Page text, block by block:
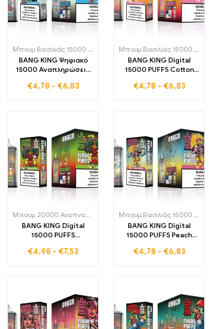
Μπουμ Βασιλιάς 15000 Αναπνοές ,Μονής χρήσης ηλεκτρονικά
BANG KING Ψηφιακό
15000 Αναπληρώσεις
καινοτόμος μιας
φρουτένια απόλαυση
€4,78 - €6,83
Μπουμ Βασιλιάς 15000 Αναπνοές
BANG KING Digital
15000 PUFFS Cotton
ηλεκτρονικό τσιγάρο
βαμβάκι
€4,78 - €6,83
Μπουμ 20000 Αναπνοές Μονής χρήσης ηλεκτρονικά τσιγάρα
BANG KING Digital
15000 PUFFS
απόλυτη εμπειρία
€4,98 - €7,53
Μπουμ Βασιλιάς 15000 Αναπνοές
BANG KING Digital
15000 PUFFS Peach
γεμάτες γλυκές
€4,78 - €6,83